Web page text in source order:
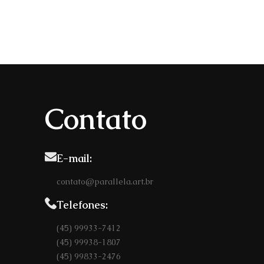
Contato
E-mail:
contato@parallela.art.br
Telefones:
(45) 99933-7412
(45) 99938-1807
(45) 99833-2476